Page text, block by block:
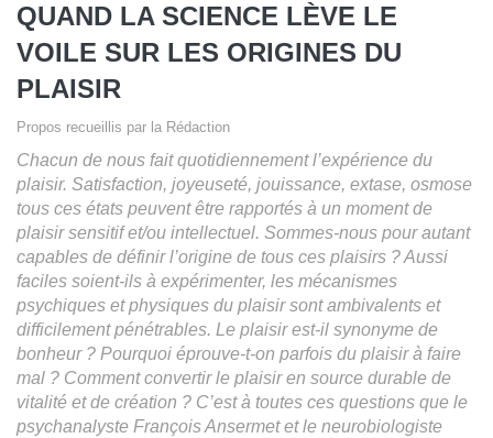
QUAND LA SCIENCE LÈVE LE
VOILE SUR LES ORIGINES DU
PLAISIR
Propos recueillis par la Rédaction
Chacun de nous fait quotidiennement l’expérience du
plaisir. Satisfaction, joyeuseté, jouissance, extase, osmose
tous ces états peuvent être rapportés à un moment de
plaisir sensitif et/ou intellectuel. Sommes-nous pour autant
capables de définir l’origine de tous ces plaisirs ? Aussi
faciles soient-ils à expérimenter, les mécanismes
psychiques et physiques du plaisir sont ambivalents et
difficilement pénétrables. Le plaisir est-il synonyme de
bonheur ? Pourquoi éprouve-t-on parfois du plaisir à faire
mal ? Comment convertir le plaisir en source durable de
vitalité et de création ? C’est à toutes ces questions que le
psychanalyste François Ansermet et le neurobiologiste